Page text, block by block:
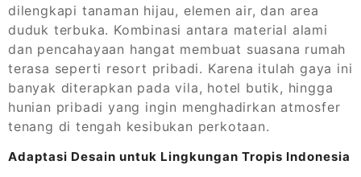
dilengkapi tanaman hijau, elemen air, dan area
duduk terbuka. Kombinasi antara material alami
dan pencahayaan hangat membuat suasana rumah
terasa seperti resort pribadi. Karena itulah gaya ini
banyak diterapkan pada vila, hotel butik, hingga
hunian pribadi yang ingin menghadirkan atmosfer
tenang di tengah kesibukan perkotaan.
Adaptasi Desain untuk Lingkungan Tropis Indonesia